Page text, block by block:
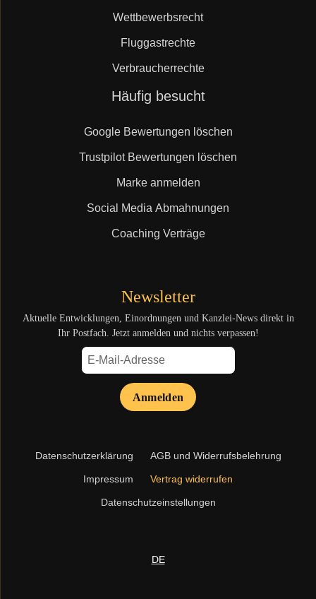
Wettbewerbsrecht
Fluggastrechte
Verbraucherrechte
Häufig besucht
Google Bewertungen löschen
Trustpilot Bewertungen löschen
Marke anmelden
Social Media Abmahnungen
Coaching Verträge
Newsletter
Aktuelle Entwicklungen, Einordnungen und Kanzlei-News direkt in
Ihr Postfach. Jetzt anmelden und nichts verpassen!
Anmelden
Navigation
Datenschutzerklärung AGB und Widerrufsbelehrung
Impressum Vertrag widerrufen
Datenschutzeinstellungen
DE